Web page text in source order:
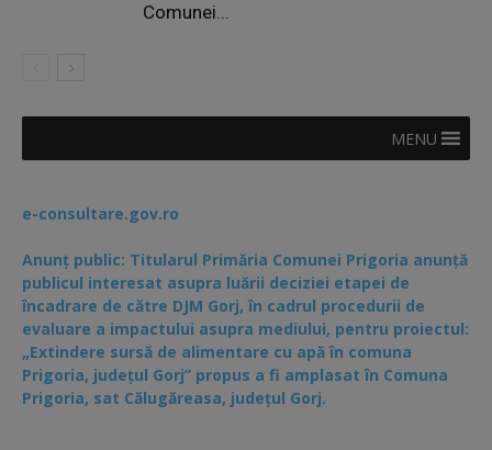
Comunei...
MENU
e-consultare.gov.ro
Anunț public: Titularul Primăria Comunei Prigoria anunță
publicul interesat asupra luării deciziei etapei de
încadrare de către DJM Gorj, în cadrul procedurii de
evaluare a impactului asupra mediului, pentru proiectul:
„Extindere sursă de alimentare cu apă în comuna
Prigoria, județul Gorj” propus a fi amplasat în Comuna
Prigoria, sat Călugăreasa, județul Gorj.